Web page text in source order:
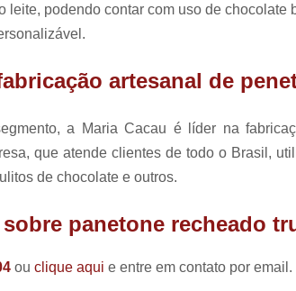
leite, podendo contar com uso de chocolate
artesanal de
a Maria Cacau é líder na
que atende clientes de todo o Brasil,
de chocolate e outros.
panetone recheado
ou clique aqui e entre em contato por email.